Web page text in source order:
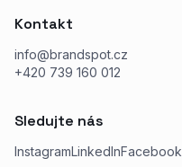
Kontakt
info@brandspot.cz
+420 739 160 012
Sledujte nás
InstagramLinkedInFacebook